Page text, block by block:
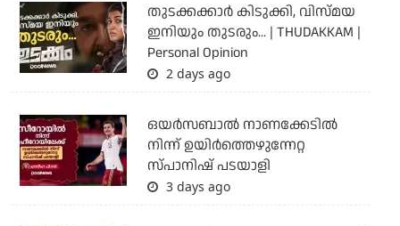
തുടക്കക്കാര്‍ കിടുക്കി, വിസ്മയ
ഇനിയും തുടരും... | THUDAKKAM |
Personal Opinion
2 days ago
ഒയര്‍സബാൽ നാണക്കേടിൽ
നിന്ന് ഉയിർത്തെഴുന്നേറ്റ
സ്പാനിഷ് പടയാളി
3 days ago